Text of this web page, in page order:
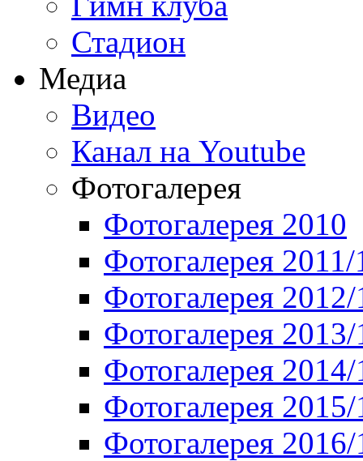
Стадион
Медиа
Видео
Канал на Youtube
Фотогалерея
Фотогалерея 2010
Фотогалерея 2011/
Фотогалерея
Фотогалерея
Фотогалерея
Фотогалерея
Фотогалерея